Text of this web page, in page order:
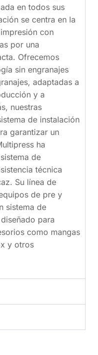
en todos sus
se centra en la
con
por una
Ofrecemos
sin engranajes
adaptadas a
y a
nuestras
de instalación
garantizar un
ha
de
técnica
Su línea de
de pre y
sistema de
para
como mangas
y otros